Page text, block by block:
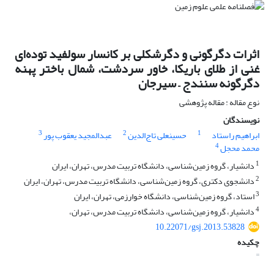
اثرات دگرگونی و دگرشکلی بر کانسار سولفید توده‌ای
غنی از طلای باریکا، خاور سردشت، شمال باختر پهنه
دگرگونه سنندج – سیرجان
نوع مقاله : مقاله پژوهشی
نویسندگان
ابراهیم راستاد
1 حسینعلی تاج‌الدین2 عبدالمجید یعقوب پور3
محمد محجل4
1 دانشیار، گروه زمین‌شناسی، دانشگاه تربیت مدرس، تهران، ایران
2دانشجوی دکتری، گروه زمین‌شناسی، دانشگاه تربیت مدرس، تهران، ایران
3استاد، گروه زمین‌شناسی، دانشگاه خوارزمی، تهران، ایران
4دانشیار، گروه زمین‌شناسی، دانشگاه تربیت مدرس، تهران،
10.22071/gsj.2013.53828
چکیده